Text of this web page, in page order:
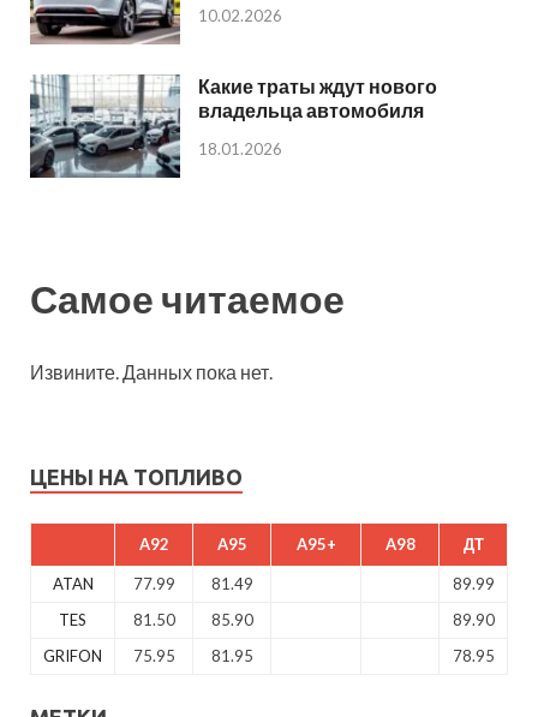
10.02.2026
Какие траты ждут нового
владельца автомобиля
18.01.2026
Самое читаемое
Извините. Данных пока нет.
ЦЕНЫ НА ТОПЛИВО
A92 A95 A95+ A98 ДТ
ATAN 77.99 81.49
89.99
TES
81.50 85.90
89.90
GRIFON
75.95 81.95 78.95